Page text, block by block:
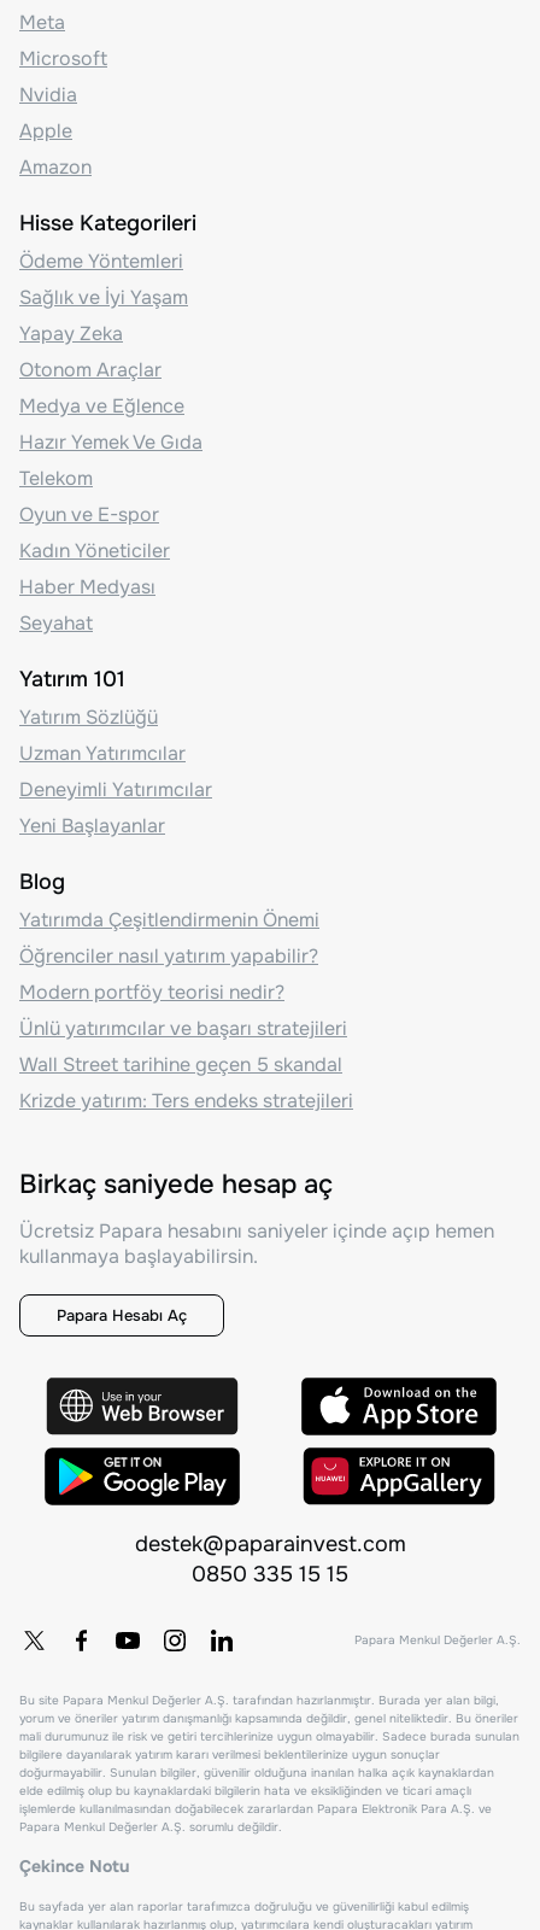
Meta
Microsoft
Nvidia
Apple
Amazon
Hisse Kategorileri
Ödeme Yöntemleri
Sağlık ve İyi Yaşam
Yapay Zeka
Otonom Araçlar
Medya ve Eğlence
Hazır Yemek Ve Gıda
Telekom
Oyun ve E-spor
Kadın Yöneticiler
Haber Medyası
Seyahat
Yatırım 101
Yatırım Sözlüğü
Uzman Yatırımcılar
Deneyimli Yatırımcılar
Yeni Başlayanlar
Blog
Yatırımda Çeşitlendirmenin Önemi
Öğrenciler nasıl yatırım yapabilir?
Modern portföy teorisi nedir?
Ünlü yatırımcılar ve başarı stratejileri
Wall Street tarihine geçen 5 skandal
Krizde yatırım: Ters endeks stratejileri
Birkaç saniyede hesap aç
Ücretsiz Papara hesabını saniyeler içinde açıp hemen
kullanmaya başlayabilirsin.
Papara Hesabı Aç
destek@paparainvest.com
0850 335 15 15
Papara Menkul Değerler A.Ş.
Bu site Papara Menkul Değerler A.Ş. tarafından hazırlanmıştır. Burada yer alan bilgi,
yorum ve öneriler yatırım danışmanlığı kapsamında değildir, genel niteliktedir. Bu öneriler
mali durumunuz ile risk ve getiri tercihlerinize uygun olmayabilir. Sadece burada sunulan
bilgilere dayanılarak yatırım kararı verilmesi beklentilerinize uygun sonuçlar
doğurmayabilir. Sunulan bilgiler, güvenilir olduğuna inanılan halka açık kaynaklardan
elde edilmiş olup bu kaynaklardaki bilgilerin hata ve eksikliğinden ve ticari amaçlı
işlemlerde kullanılmasından doğabilecek zararlardan Papara Elektronik Para A.Ş. ve
Papara Menkul Değerler A.Ş. sorumlu değildir.
Çekince Notu
Bu sayfada yer alan raporlar tarafımızca doğruluğu ve güvenilirliği kabul edilmiş
kaynaklar kullanılarak hazırlanmış olup, yatırımcılara kendi oluşturacakları yatırım